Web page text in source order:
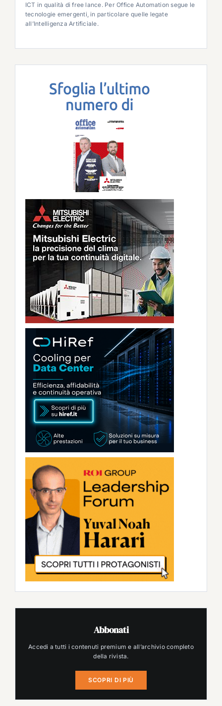
ICT in qualità di free lance. Per Office Automation segue le
tecnologie emergenti, in particolare quelle legate
all’Intelligenza Artificiale.
Abbonati
Accedi a tutti i contenuti premium e all’archivio completo
della rivista.
SCOPRI DI PIÙ